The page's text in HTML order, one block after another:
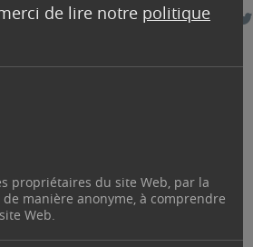
de lire notre politique
propriétaires du site Web, par la
manière anonyme, à comprendre
Web.
!